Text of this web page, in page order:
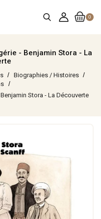
0
- Benjamin Stora - La
Biographies / Histoires
Stora - La Découverte